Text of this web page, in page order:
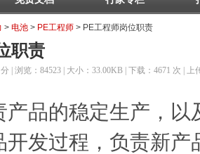
> 电池 > PE工程师 > PE工程师岗位职责
职责
分 | 浏览：84523 | 大小：33.00KB | 下载：4671 次 | 上
产品的稳定生产，以
开发过程，负责新产